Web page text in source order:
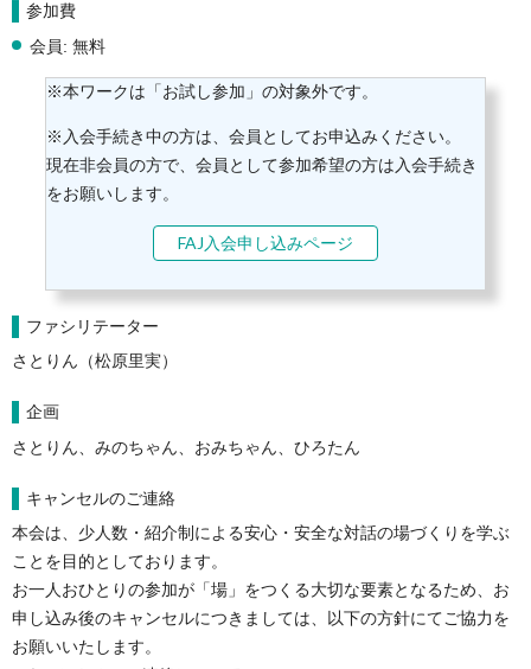
参加費
会員: 無料
※本ワークは「お試し参加」の対象外です。
※入会手続き中の方は、会員としてお申込みください。
現在非会員の方で、会員として参加希望の方は入会手続き
をお願いします。
FAJ入会申し込みページ
ファシリテーター
さとりん（松原里実）
企画
さとりん、みのちゃん、おみちゃん、ひろたん
キャンセルのご連絡
本会は、少人数・紹介制による安心・安全な対話の場づくりを学ぶ
ことを目的としております。
お一人おひとりの参加が「場」をつくる大切な要素となるため、お
申し込み後のキャンセルにつきましては、以下の方針にてご協力を
お願いいたします。